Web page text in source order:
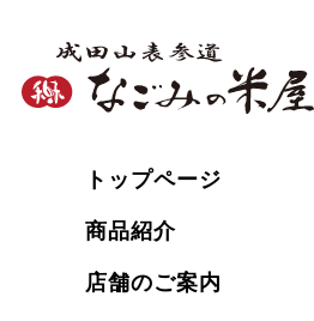
トップページ
商品紹介
店舗のご案内